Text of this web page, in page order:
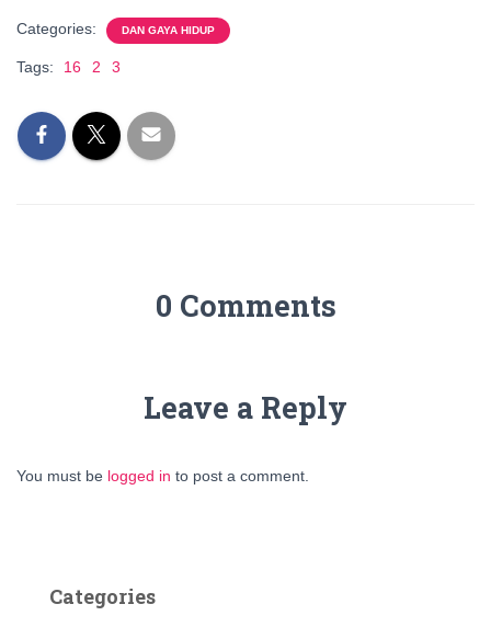
Categories: DAN GAYA HIDUP
Tags: 16 2 3
0 Comments
Leave a Reply
You must be logged in to post a comment.
Categories